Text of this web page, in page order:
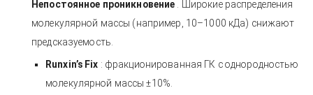
Непостоянное проникновение
. Широкие распределения
молекулярной массы (например, 10–1000 кДа) снижают
предсказуемость.
Runxin’s Fix : фракционированная ГК с однородностью
молекулярной массы ±10%.